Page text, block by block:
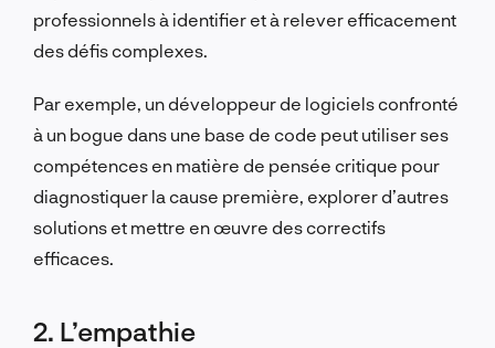
professionnels à identifier et à relever efficacement
des défis complexes.
Par exemple, un développeur de logiciels confronté
à un bogue dans une base de code peut utiliser ses
compétences en matière de pensée critique pour
diagnostiquer la cause première, explorer d’autres
solutions et mettre en œuvre des correctifs
efficaces.
2. L’empathie